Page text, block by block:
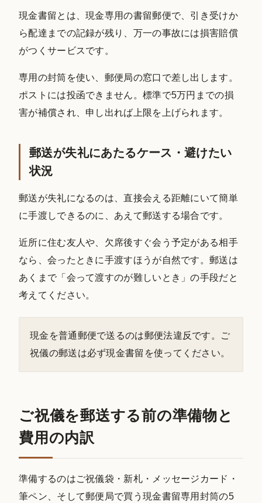
現金書留とは、現金専用の書留郵便で、引き受けか
ら配達までの記録が残り、万一の事故には損害賠償
がつくサービスです。
専用の封筒を使い、郵便局の窓口で差し出します。
ポストには投函できません。標準で5万円までの損
害が補償され、申し出れば上限を上げられます。
郵送が失礼にあたるケース・避けたい
状況
郵送が失礼になるのは、直接会える距離にいて簡単
に手渡しできるのに、あえて郵送する場合です。
近所に住む友人や、欠席後すぐ会う予定がある相手
なら、会ったときに手渡すほうが自然です。郵送は
あくまで「会って渡すのが難しいとき」の手段だと
考えてください。
現金を普通郵便で送るのは郵便法違反です。ご
祝儀の郵送は必ず現金書留を使ってください。
ご祝儀を郵送する前の準備物と
費用の内訳
準備するのはご祝儀袋・新札・メッセージカード・
筆ペン、そして郵便局で買う現金書留専用封筒の5